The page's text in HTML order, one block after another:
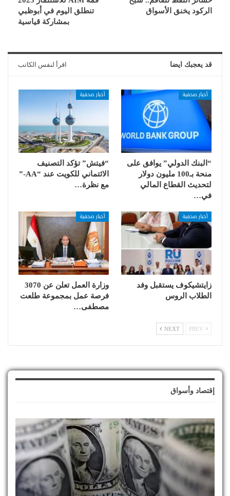
الركود يخنق الأسواق
تنطلق اليوم في أبوظبي
بمشاركة قياسية
قد يعجبك ايضا اقرأ لنفس الكاتب
أخبار صحفية
“البنك الدولي” يوافق على
منحة بـ100 مليون دولار
لتحديث القطاع المالي
في…
أخبار صحفية
“فيتش” تؤكد التصنيف
الائتماني للكويت عند “AA-”
مع نظرة…
أخبار صحفية
زايتشيكوف يستقبل وفد
الطلاب الروس
أخبار صحفية
وزارة العمل تعلن عن 3070
فرصة عمل بمجموعة طلعت
مصطفى…
NEXT
إقتصاد وأسواق